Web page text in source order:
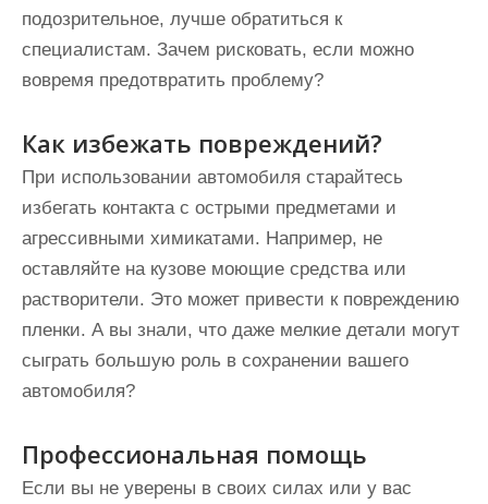
подозрительное, лучше обратиться к
специалистам. Зачем рисковать, если можно
вовремя предотвратить проблему?
Как избежать повреждений?
При использовании автомобиля старайтесь
избегать контакта с острыми предметами и
агрессивными химикатами. Например, не
оставляйте на кузове моющие средства или
растворители. Это может привести к повреждению
пленки. А вы знали, что даже мелкие детали могут
сыграть большую роль в сохранении вашего
автомобиля?
Профессиональная помощь
Если вы не уверены в своих силах или у вас